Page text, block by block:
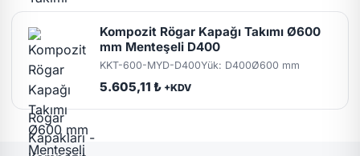
Kompozit Rögar Kapağı Takımı Ø600
mm Menteşeli D400
KKT-600-MYD-D400Yük: D400Ø600 mm
5.605,11 ₺ +KDV